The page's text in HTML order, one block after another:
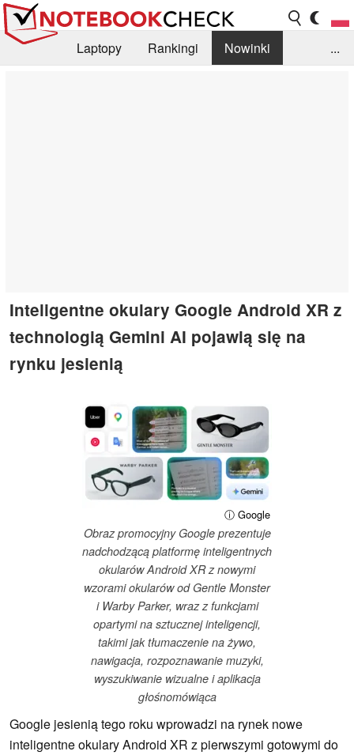
Laptopy Rankingi
Nowinki
...
Inteligentne okulary Google Android XR z
technologią Gemini AI pojawią się na
rynku jesienią
ⓘ Google
Obraz promocyjny Google prezentuje
nadchodzącą platformę inteligentnych
okularów Android XR z nowymi
wzorami okularów od Gentle Monster
i Warby Parker, wraz z funkcjami
opartymi na sztucznej inteligencji,
takimi jak tłumaczenie na żywo,
nawigacja, rozpoznawanie muzyki,
wyszukiwanie wizualne i aplikacja
głośnomówiąca
Google jesienią tego roku wprowadzi na rynek nowe
inteligentne okulary Android XR z pierwszymi gotowymi do